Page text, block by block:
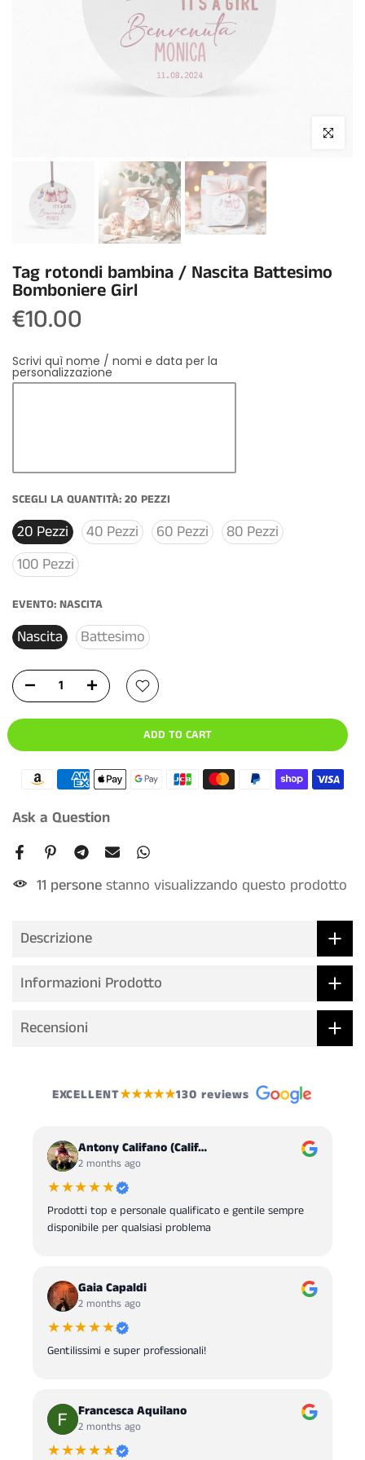
Click to
Tag rotondi bambina / Nascita Battesimo
Bomboniere Girl
€10.00
Scrivi quì nome / nomi e data per la
personalizzazione
SCEGLI LA QUANTITÀ: 20 PEZZI
20 Pezzi 40 Pezzi 60 Pezzi
80 Pezzi
100 Pezzi
EVENTO: NASCITA
Nascita Battesimo
ADD TO CART
Ask a Question
11 personestanno visualizzando questo prodotto
Descrizione
Informazioni Prodotto
Recensioni
EXCELLENT★★★★★130 reviews
Antony Califano (Calif…
2 months ago
★★★★★
Prodotti top e personale qualificato e gentile sempre
disponibile per qualsiasi problema
Gaia Capaldi
2 months ago
★★★★★
Gentilissimi e super professionali!
Francesca Aquilano
2 months ago
★★★★★